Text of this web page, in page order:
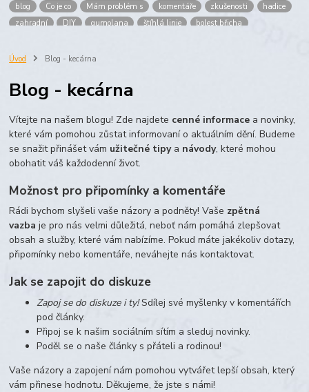
blog
Co je co Mám problém s komentáře zkušenosti
hadice
zahradní
DIY gumolana štíhlá linie
bolest břicha
Prokloub
Vláknina
maltodextrin
škrob skrob
Úvod Blog - kecárna
Blog - kecárna
Vítejte na našem blogu! Zde najdete cenné informace a novinky,
které vám pomohou zůstat informovaní o aktuálním dění. Budeme
se snažit přinášet vám užitečné tipya návody, které mohou
obohatit váš každodenní život.
Možnost pro připomínky a komentáře
Rádi bychom slyšeli vaše názory a podněty! Vaše zpětná
vazba je pro nás velmi důležitá, neboť nám pomáhá zlepšovat
obsah a služby, které vám nabízíme. Pokud máte jakékoliv dotazy,
připomínky nebo komentáře, neváhejte nás kontaktovat.
Jak se zapojit do diskuze
Zapoj se do diskuze i ty!Sdílej své myšlenky v komentářích
pod články.
Připoj se k našim sociálním sítím a sleduj novinky.
Poděl se o naše články s přáteli a rodinou!
Vaše názory a zapojení nám pomohou vytvářet lepší obsah, který
vám přinese hodnotu. Děkujeme, že jste s námi!